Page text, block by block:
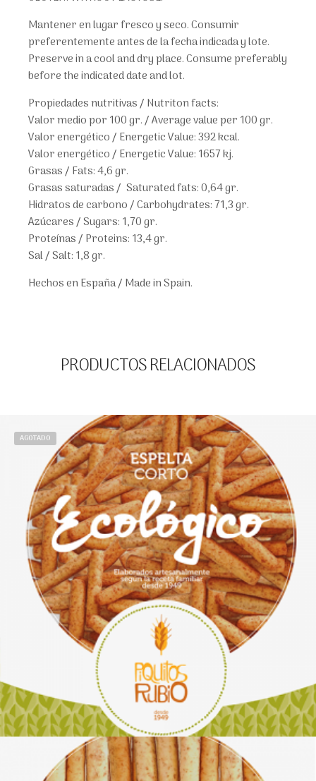
Mantener en lugar fresco y seco. Consumir
preferentemente antes de la fecha indicada y lote.
Preserve in a cool and dry place. Consume preferably
before the indicated date and lot.
Propiedades nutritivas / Nutriton facts:
Valor medio por 100 gr. / Average value per 100 gr.
Valor energético / Energetic Value: 392 kcal.
Valor energético / Energetic Value: 1657 kj.
Grasas / Fats: 4,6 gr.
Grasas saturadas / Saturated fats: 0,64 gr.
Hidratos de carbono / Carbohydrates: 71,3 gr.
Azúcares / Sugars: 1,70 gr.
Proteínas / Proteins: 13,4 gr.
Sal / Salt: 1,8 gr.
Hechos en España / Made in Spain.
PRODUCTOS RELACIONADOS
AGOTADO
€27.00
Leer más